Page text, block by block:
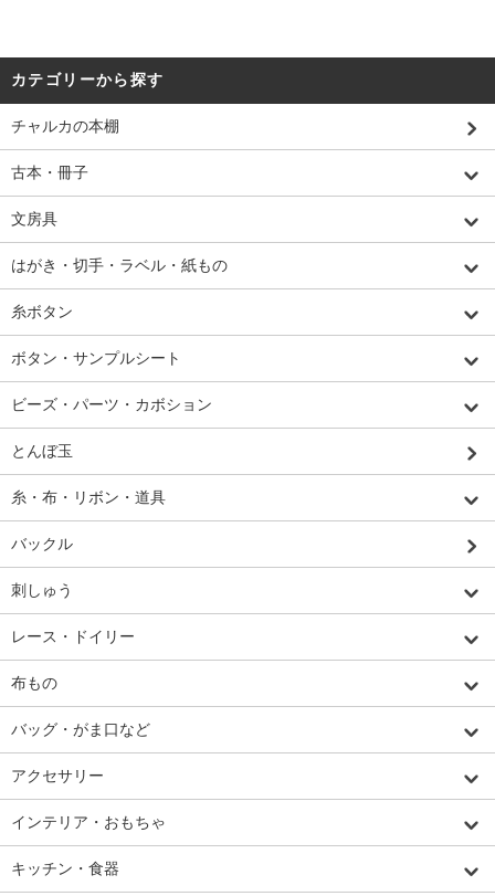
カテゴリーから探す
チャルカの本棚
古本・冊子
文房具
はがき・切手・ラベル・紙もの
糸ボタン
ボタン・サンプルシート
ビーズ・パーツ・カボション
とんぼ玉
糸・布・リボン・道具
バックル
刺しゅう
レース・ドイリー
布もの
バッグ・がま口など
アクセサリー
インテリア・おもちゃ
キッチン・食器